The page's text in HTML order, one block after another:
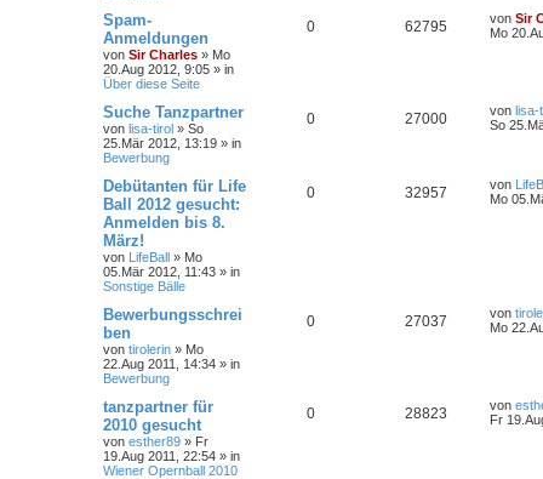
Spam-
Anmeldungen
von Sir Charles » Mo
20.Aug 2012, 9:05 » in
Über diese Seite
0 62795 von Sir
Mo
Suche Tanzpartner
von lisa-tirol » So
25.Mär 2012, 13:19 » in
Bewerbung
0 27000 von lisa-
So
Debütanten für Life
Ball 2012 gesucht:
Anmelden bis 8.
März!
von LifeBall » Mo
05.Mär 2012, 11:43 » in
Sonstige Bälle
0 32957 von
Mo
Bewerbungsschrei
ben
von tirolerin » Mo
22.Aug 2011, 14:34 » in
Bewerbung
0 27037 von
Mo
tanzpartner für
2010 gesucht
von esther89 » Fr
19.Aug 2011, 22:54 » in
Wiener Opernball 2010
0 28823 von
Fr